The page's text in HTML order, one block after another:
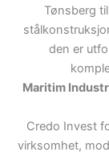
Tønsberg
den er
Maritim
Credo Invest
virksomhet,